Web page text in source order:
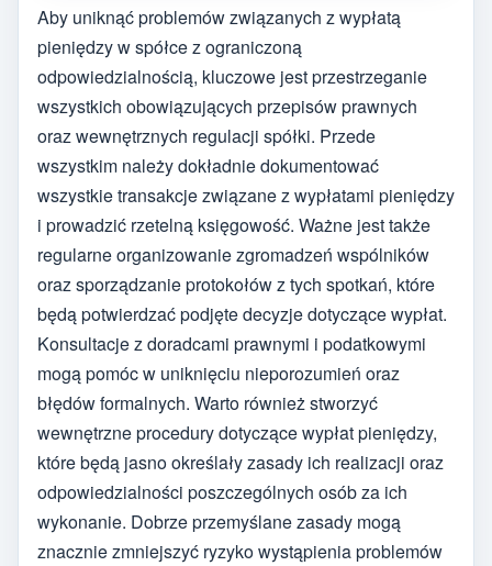
Aby uniknąć problemów związanych z wypłatą
pieniędzy w spółce z ograniczoną
odpowiedzialnością, kluczowe jest przestrzeganie
wszystkich obowiązujących przepisów prawnych
oraz wewnętrznych regulacji spółki. Przede
wszystkim należy dokładnie dokumentować
wszystkie transakcje związane z wypłatami pieniędzy
i prowadzić rzetelną księgowość. Ważne jest także
regularne organizowanie zgromadzeń wspólników
oraz sporządzanie protokołów z tych spotkań, które
będą potwierdzać podjęte decyzje dotyczące wypłat.
Konsultacje z doradcami prawnymi i podatkowymi
mogą pomóc w uniknięciu nieporozumień oraz
błędów formalnych. Warto również stworzyć
wewnętrzne procedury dotyczące wypłat pieniędzy,
które będą jasno określały zasady ich realizacji oraz
odpowiedzialności poszczególnych osób za ich
wykonanie. Dobrze przemyślane zasady mogą
znacznie zmniejszyć ryzyko wystąpienia problemów